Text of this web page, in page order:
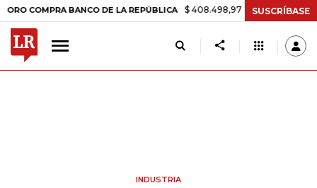
BANCO DE LA REPÚBLICA $ 408.498,97 +$ 8.753,81 +2,19%
SUSCRÍBASE
INDUSTRIA